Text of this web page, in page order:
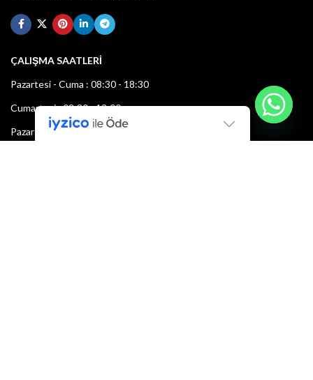
ÇALIŞMA SAATLERİ
Pazartesi - Cuma : 08:30 - 18:30
Cumartesi : 08:30 - 13:00
Pazar: Kapalı